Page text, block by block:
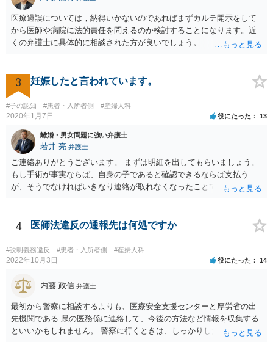
医療過誤については，納得いかないのであればまずカルテ開示をして
から医師や病院に法的責任を問えるのか検討することになります。近
くの弁護士に具体的に相談された方が良いでしょう。
3 妊娠したと言われています。
#子の認知 #患者・入所者側 #産婦人科
2020年1月7日 役にたった 13
離婚・男女問題に強い弁護士
若井 亮 弁護士
ご連絡ありがとうございます。 まずは明細を出してもらいましょう。
もし手術が事実ならば、自身の子であると確認できるならば支払う
が、そうでなければいきなり連絡が取れなくなったことで不信感もあ
してはいかがでしょうか。 代理人となる場合ですが、事務所ごとにま
ちまちです。 弊所の場合、交渉をお受けするとなると20万円くらいが
4 医師法違反の通報先は何処ですか
#説明義務違反 #患者・入所者側 #産婦人科
2022年10月3日 役にたった 14
内藤 政信 弁護士
最初から警察に相談するよりも、医療安全支援センターと厚労省の出
先機関である 県の医務係に連絡して、今後の方法など情報を収集する
といいかもしれません。 警察に行くときは、しっかりした被害届ある